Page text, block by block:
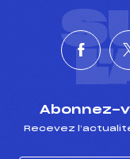
Abonnez-
Recevez